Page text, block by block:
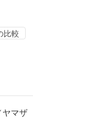
比較
ヤマザ